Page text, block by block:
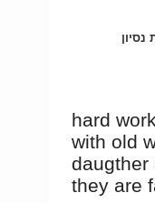
hard
with old
daugther
they are